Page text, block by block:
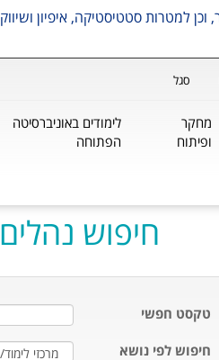
סגל
מחקר
ופיתוח
לימודים באוניברסיטה
הפתוחה
חיפוש נהלים
טקסט חפשי
חיפוש לפי נושא